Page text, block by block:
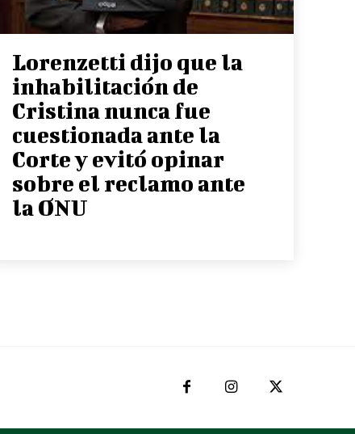
Lorenzetti dijo que la
inhabilitación de
Cristina nunca fue
cuestionada ante la
Corte y evitó opinar
sobre el reclamo ante
la ONU